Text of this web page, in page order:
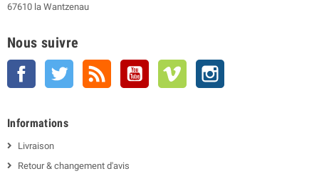
67610 la Wantzenau
Nous suivre
Facebook Twitter YouTube Vimeo
Informations
Livraison
Retour & changement d'avis